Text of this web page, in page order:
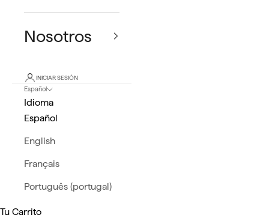
Nosotros
INICIAR SESIÓN
Español
Idioma
Español
English
Français
Português (portugal)
Tu Carrito